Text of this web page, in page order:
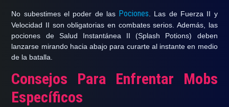
No subestimes el poder de las Pociones . Las de Fuerza II y
Velocidad II son obligatorias en combates serios. Además, las
pociones de Salud Instantánea II (Splash Potions) deben
lanzarse mirando hacia abajo para curarte al instante en medio
de la batalla.
Consejos Para Enfrentar Mobs
Específicos